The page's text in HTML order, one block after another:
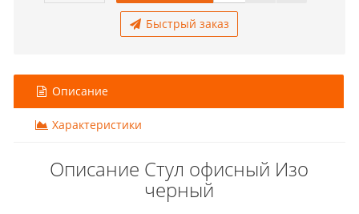
Быстрый заказ
Описание
Характеристики
Описание Стул офисный Изо
черный